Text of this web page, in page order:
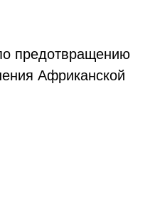
предотвращению
Африканской